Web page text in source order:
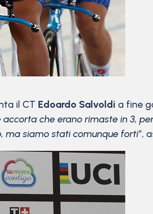
il CT Edoardo Salvoldi a fine
che erano rimaste in 3,
ma siamo stati comunque forti”,